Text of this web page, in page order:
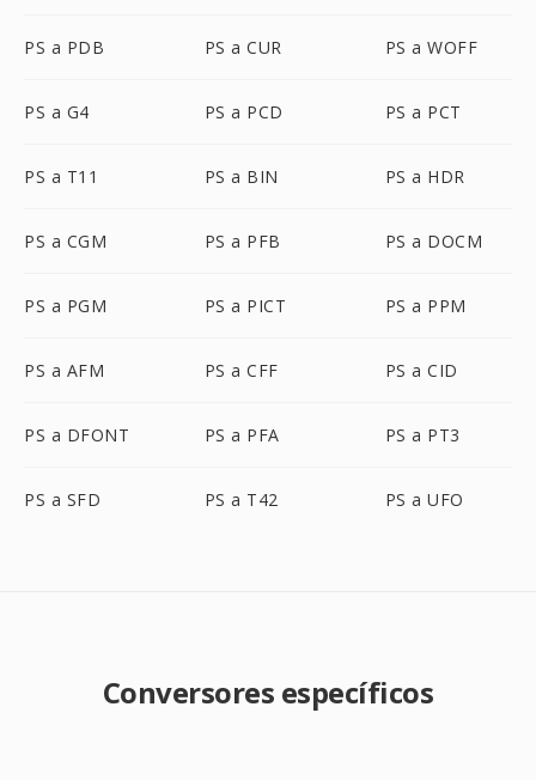
PS a PDB PS a CUR PS a WOFF
PS a G4 PS a PCD PS a PCT
PS a T11 PS a BIN PS a HDR
PS a CGM PS a PFB PS a DOCM
PS a PGM PS a PICT PS a PPM
PS a AFM PS a CFF PS a CID
PS a DFONT PS a PFA PS a PT3
PS a SFD PS a T42 PS a UFO
Conversores específicos